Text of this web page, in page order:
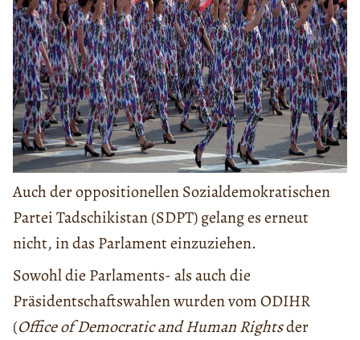
Auch der oppositionellen Sozialdemokratischen
Partei Tadschikistan (SDPT) gelang es erneut
nicht, in das Parlament einzuziehen.
Sowohl die Parlaments- als auch die
Präsidentschaftswahlen wurden vom ODIHR
(Office of Democratic and Human Rightsder